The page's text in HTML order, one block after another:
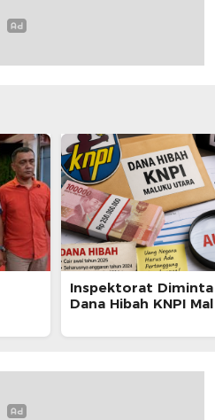
Inspektorat
Dana Hibah KNPI